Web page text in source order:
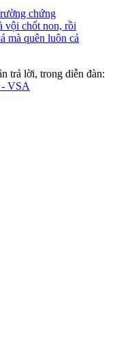
chứng
vội chốt non, rồi
mà quên luôn cả
trả lời, trong diễn đàn:
- VSA